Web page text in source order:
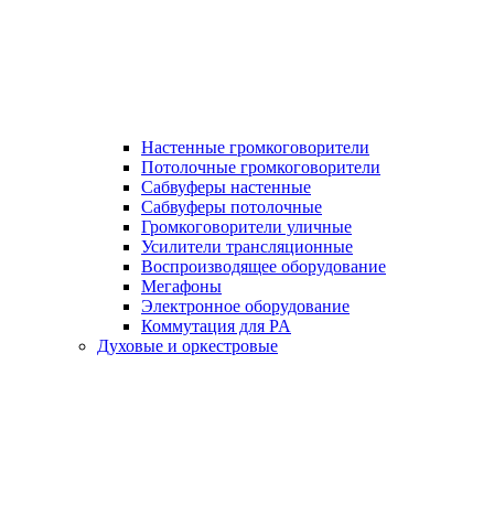
Настенные громкоговорители
Потолочные громкоговорители
Сабвуферы настенные
Сабвуферы потолочные
Громкоговорители уличные
Усилители трансляционные
Воспроизводящее оборудование
Мегафоны
Электронное оборудование
Коммутация для PA
Духовые и оркестровые